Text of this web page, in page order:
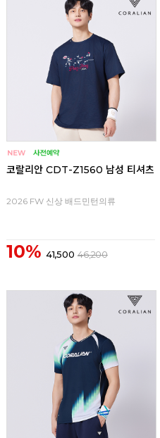
코랄리안 CDT-Z1560 남성 티셔츠
2026 FW 신상 배드민턴의류
10% 41,500 46,200